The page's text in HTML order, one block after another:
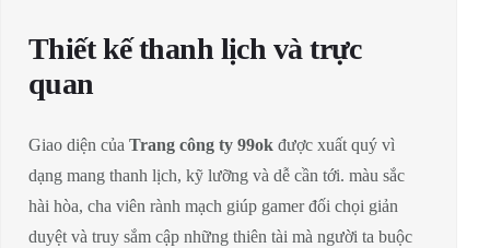
Thiết kế thanh lịch và trực
quan
Giao diện của Trang công ty 99ok được xuất quý vì
dạng mang thanh lịch, kỹ lưỡng và dễ cần tới. màu sắc
hài hòa, cha viên rành mạch giúp gamer đối chọi giản
duyệt và truy sắm cập những thiên tài mà người ta buộc